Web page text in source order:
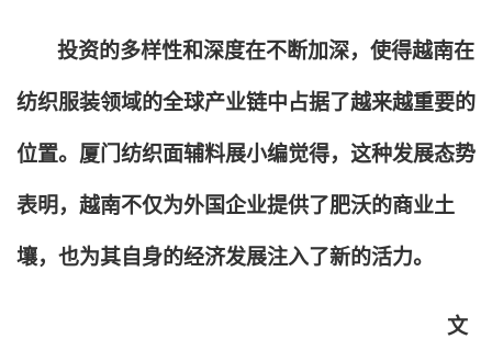
投资的多样性和深度在不断加深，使得越南在
纺织服装领域的全球产业链中占据了越来越重要的
位置。厦门纺织面辅料展小编觉得，这种发展态势
表明，越南不仅为外国企业提供了肥沃的商业土
壤，也为其自身的经济发展注入了新的活力。
文